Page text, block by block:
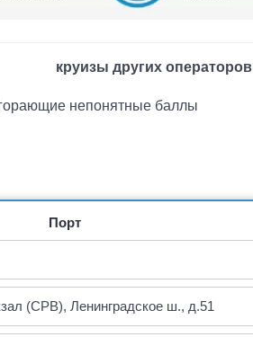
круизы других операторов
непонятные баллы
Порт
(СРВ), Ленинградское ш., д.51